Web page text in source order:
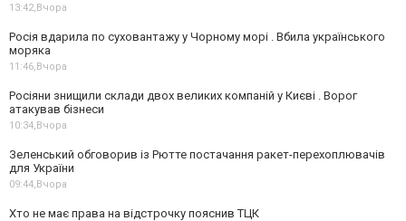
13:42,Вчора
Росія вдарила по суховантажу у Чорному морі . Вбила українського
моряка
11:46,Вчора
Росіяни знищили склади двох великих компаній у Києві . Ворог
атакував бізнеси
10:34,Вчора
Зеленський обговорив із Рютте постачання ракет-перехоплювачів
для України
09:44,Вчора
Хто не має права на відстрочку пояснив ТЦК